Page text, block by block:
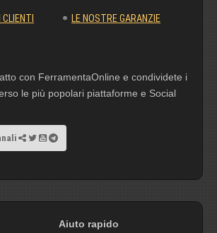
LE NOSTRE GARANZIE
con FerramentaOnline e condividete i
le più popolari piattaforme e Social
Aiuto rapido